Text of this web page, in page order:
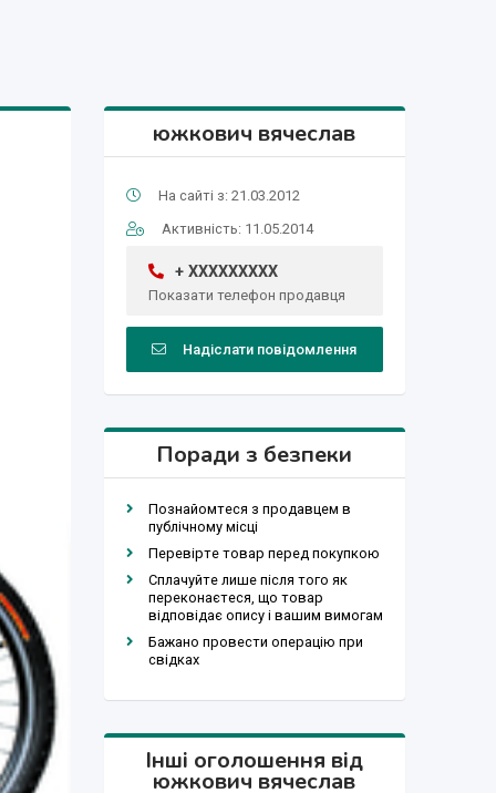
южкович вячеслав
На сайті з: 21.03.2012
Активність: 11.05.2014
+ XXXXXXXXX
Показати телефон продавця
Надіслати повідомлення
Поради з безпеки
Познайомтеся з продавцем в
публічному місці
Перевірте товар перед покупкою
Сплачуйте лише після того як
переконаєтеся, що товар
відповідає опису і вашим вимогам
Бажано провести операцію при
свідках
Інші оголошення від
южкович вячеслав